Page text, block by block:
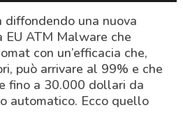
una nuova
EU ATM Malware che
con un’efficacia che,
può arrivare al 99% e che
fino a 30.000 dollari da
automatico. Ecco quello